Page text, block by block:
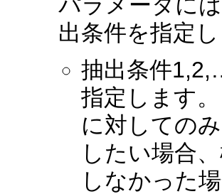
出条件を指定
抽出条件
指定します
に対しての
したい場合
しなかった